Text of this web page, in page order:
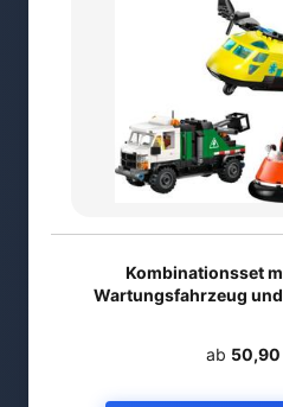
Kombinationsset
Wartungsfahrzeug
ab 50,90